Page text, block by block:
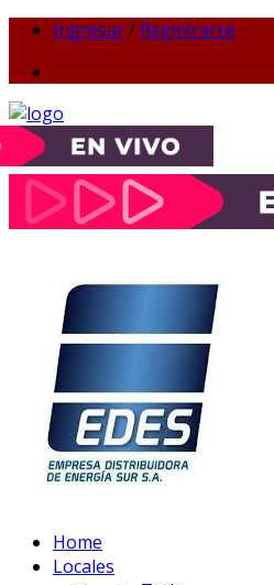
Ingresar/ Registrarse
Home
Locales